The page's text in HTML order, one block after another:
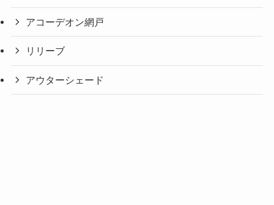
アコーデオン網戸
リリーブ
アウターシェード